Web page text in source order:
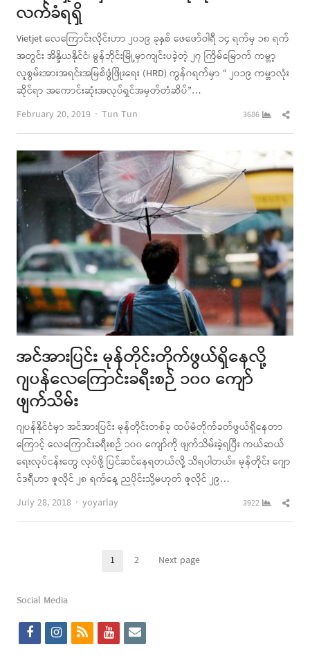
လက်ခံရရှိ
Vietjet လေကြောင်းလိုင်းဟာ ၂၀၁၉ ခုနှစ် ဖေဖော်ဝါရီ ၁၄ ရက်မှ ၁၈ ရက်
အတွင်း အိန္ဒိယနိုင်ငံ၊ မွန်ဘိုင်းမြို့မှာကျင်းပခဲ့တဲ့ ၂၇ ကြိမ်မြောက် ကမ္ဘာ့
လူစွမ်းအားအရင်းအမြစ်ဖွံဖြိုးရေး (HRD) ကွန်ဂရက်မှာ “ ၂၀၁၉ ကမ္ဘာလုံး
ဆိုင်ရာ အကောင်းဆုံးအလုပ်ရှင်အမှတ်တံဆိပ်”…
February 20, 2019
Author
Tun Tun 3686
အင်အားပြင်း မုန်တိုင်းတိုက်ဖွယ်ရှိနေလို့
ဂျပန်လေကြောင်းခရီးစဉ် ၁၀၀ ကျော်
ဖျက်သိမ်း
ဂျပန်နိုင်ငံမှာ အင်အားပြင်း မုန်တိုင်းတစ်ခု ထပ်မံတိုက်ခတ်ဖွယ်ရှိနေတာ
ကြောင့် လေကြောင်းခရီးစဉ် ၁၀၀ ကျော်ကို ဖျက်သိမ်းခဲ့ရပြီး ကယ်ဆယ်
ရေးလုပ်ငန်းတွေ လုပ်ဖို့ ပြင်ဆင်နေရတယ်လို့ သိရပါတယ်။ မုန်တိုင်း ဂျော
င်ဒရီဟာ ဇူလိုင် ၂၈ ရက်နေ့ ညပိုင်းသို့မဟုတ် ဇူလိုင် ၂၉…
July 28, 2018
Author
yoyarlay 3922
Page
1 Page
2 Next page
Social Media
f
i
r
y
e